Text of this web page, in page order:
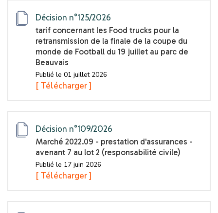
Décision n°125/2026
tarif concernant les Food trucks pour la
retransmission de la finale de la coupe du
monde de Football du 19 juillet au parc de
Beauvais
Publié le 01 juillet 2026
[ Télécharger ]
Décision n°109/2026
Marché 2022.09 - prestation d'assurances -
avenant 7 au lot 2 (responsabilité civile)
Publié le 17 juin 2026
[ Télécharger ]